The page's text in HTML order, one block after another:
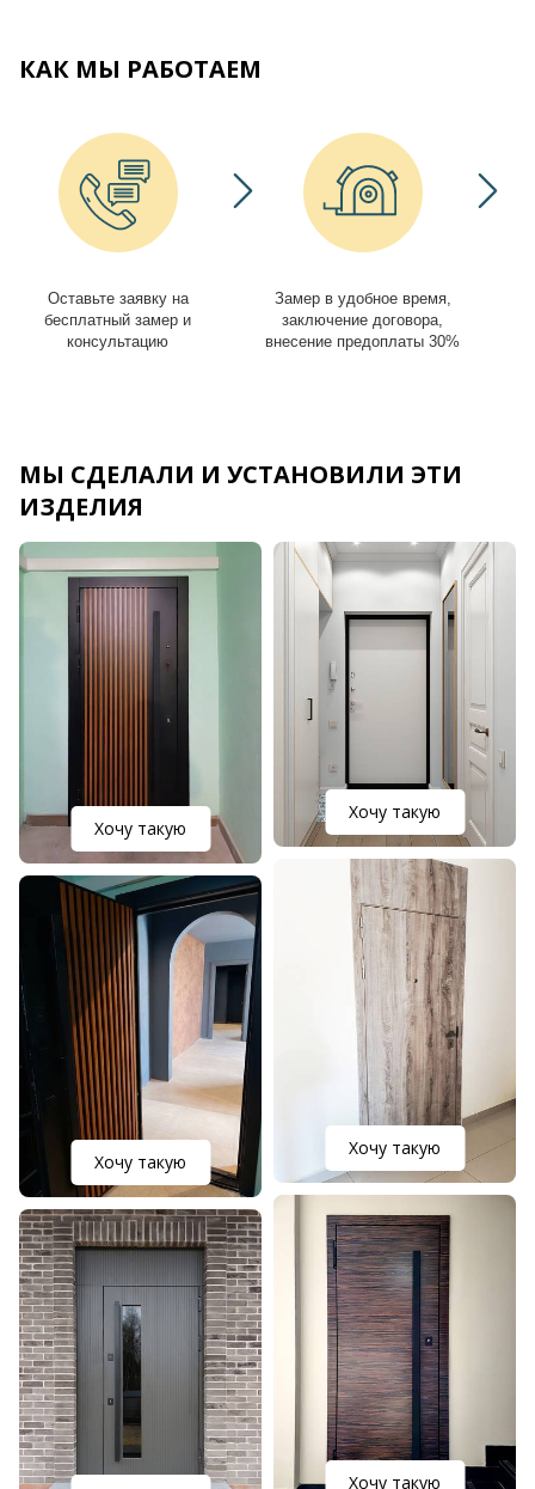
КАК МЫ РАБОТАЕМ
Оставьте заявку на
бесплатный замер и
консультацию
Замер в удобное время,
заключение договора,
внесение предоплаты 30%
МЫ СДЕЛАЛИ И УСТАНОВИЛИ ЭТИ
ИЗДЕЛИЯ
Хочу такую
Хочу такую
Хочу такую
Хочу такую
Хочу такую